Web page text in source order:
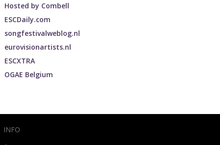
Hosted by Combell
ESCDaily.com
songfestivalweblog.nl
eurovisionartists.nl
ESCXTRA
OGAE Belgium
INFO